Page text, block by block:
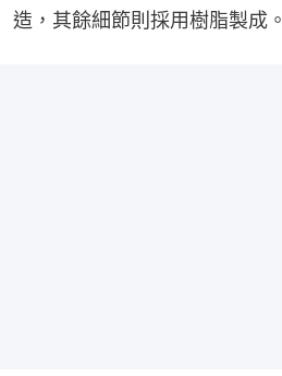
造，其餘細節則採用樹脂製成。